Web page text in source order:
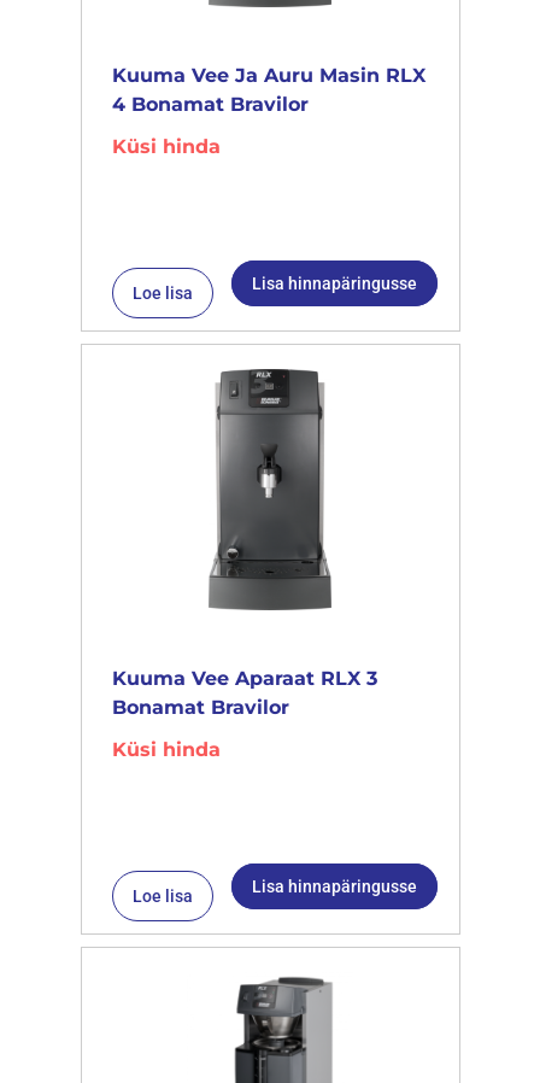
Kuuma Vee Ja Auru Masin RLX
4 Bonamat Bravilor
Küsi hinda
Loe lisa Lisa hinnapäringusse
Kuuma Vee Aparaat RLX 3
Bonamat Bravilor
Küsi hinda
Loe lisa Lisa hinnapäringusse